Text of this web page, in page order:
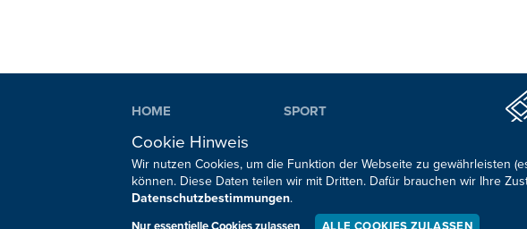
HOME
NATIONAL
INTERNATIONAL
SPORT
WM 2026
Cookie Hinweis
Wir nutzen Cookies, um die Funktion der Webseite zu gewährleisten
können. Diese Daten teilen wir mit Dritten. Dafür brauchen wir Ihre
Datenschutzbestimmungen.